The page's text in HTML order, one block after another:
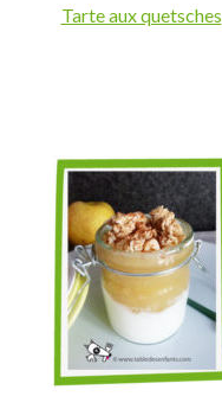
Tarte aux quetsches